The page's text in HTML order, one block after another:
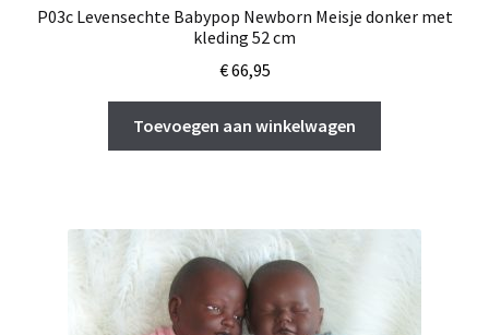
P03c Levensechte Babypop Newborn Meisje donker met
kleding 52 cm
€66,95
Toevoegen aan winkelwagen